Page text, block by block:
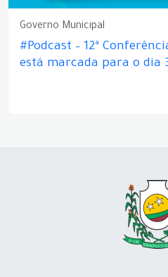
Governo Municipal
#Podcast – 12ª
está marcada para o dia